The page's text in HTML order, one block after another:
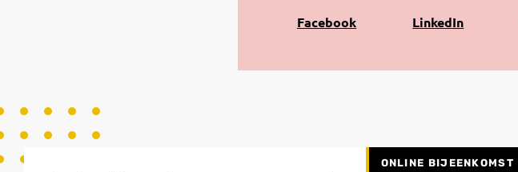
Share
Facebook
Share
LinkedIn
ONLINE BIJEENKOMST